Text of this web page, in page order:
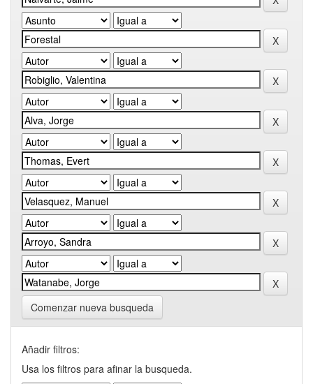
Comenzar nueva busqueda
Añadir filtros:
Usa los filtros para afinar la busqueda.